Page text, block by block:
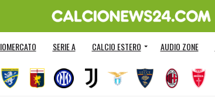
SERIE A CALCIO ESTERO AUDIO ZONE